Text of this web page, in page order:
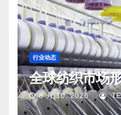
行业动态
全球纺织市场
8 月 10, 2026